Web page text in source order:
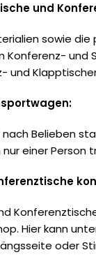
und
sowie
und
und
nach Belieben
einer Person
Hier kann
oder